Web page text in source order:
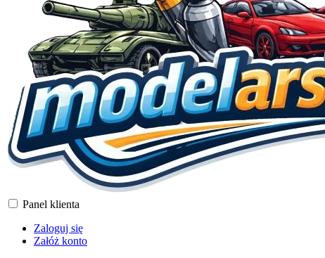
Panel klienta
Zaloguj się
Załóż konto